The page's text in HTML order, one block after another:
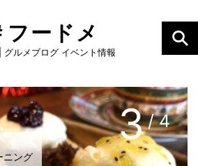
フードメ
グルメブログ イベント情報
ニング
3/ 4